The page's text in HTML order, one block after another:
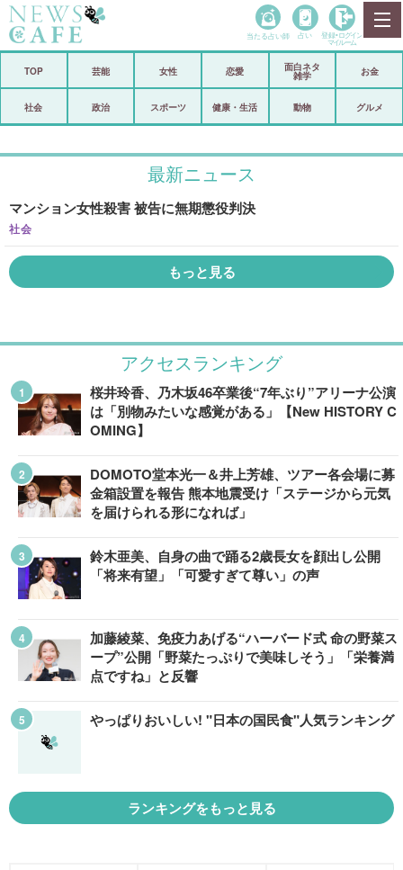
政治
スポーツ
恋愛 ビックリ
コメントポスト アリ／ナシ
ショップ
当たる占い師 占い 登録• ログイン
マイルーム
TOP 芸能 女性 恋愛
面白ネタ
雑学
お金
社会 政治 スポーツ 健康・生活 動物 グルメ
最新ニュース
マンション女性殺害 被告に無期懲役判決
社会
もっと見る
アクセスランキング
桜井玲香、乃木坂46卒業後“7年ぶり”アリーナ公演
は「別物みたいな感覚がある」【New HISTORY C
OMING】
DOMOTO堂本光一＆井上芳雄、ツアー各会場に募
金箱設置を報告 熊本地震受け「ステージから元気
を届けられる形になれば」
鈴木亜美、自身の曲で踊る2歳長女を顔出し公開
「将来有望」「可愛すぎて尊い」の声
加藤綾菜、免疫力あげる“ハーバード式 命の野菜ス
ープ”公開「野菜たっぷりで美味しそう」「栄養満
点ですね」と反響
やっぱりおいしい! "日本の国民食"人気ランキング
ランキングをもっと見る